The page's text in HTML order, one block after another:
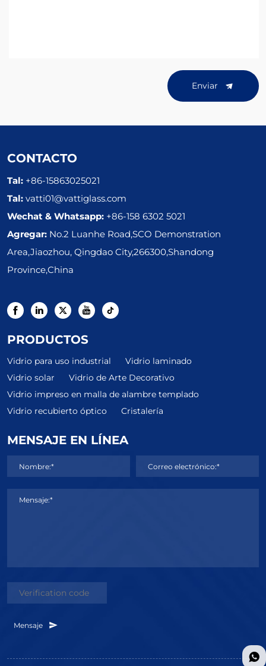
Enviar
CONTACTO
Tal: +86-15863025021
Tal: vatti01@vattiglass.com
Wechat & Whatsapp: +86-158 6302 5021
Agregar: No.2 Luanhe Road,SCO Demonstration
Area,Jiaozhou, Qingdao City,266300,Shandong
Province,China
PRODUCTOS
Vidrio para uso industrial
Vidrio laminado
Vidrio solar
Vidrio de Arte Decorativo
Vidrio impreso en malla de alambre templado
Vidrio recubierto óptico
Cristalería
MENSAJE EN LÍNEA
Nombre:* Correo electrónico:*
Mensaje:*
Mensaje